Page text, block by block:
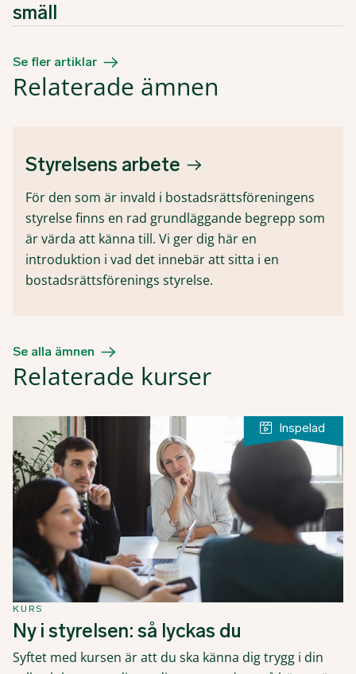
smäll
Se fler artiklar
Relaterade ämnen
Styrelsens arbete
För den som är invald i bostadsrättsföreningens
styrelse finns en rad grundläggande begrepp som
är värda att känna till. Vi ger dig här en
introduktion i vad det innebär att sitta i en
bostadsrättsförenings styrelse.
Se alla ämnen
Relaterade kurser
KURS
Ny i styrelsen: så lyckas du
Syftet med kursen är att du ska känna dig trygg i din